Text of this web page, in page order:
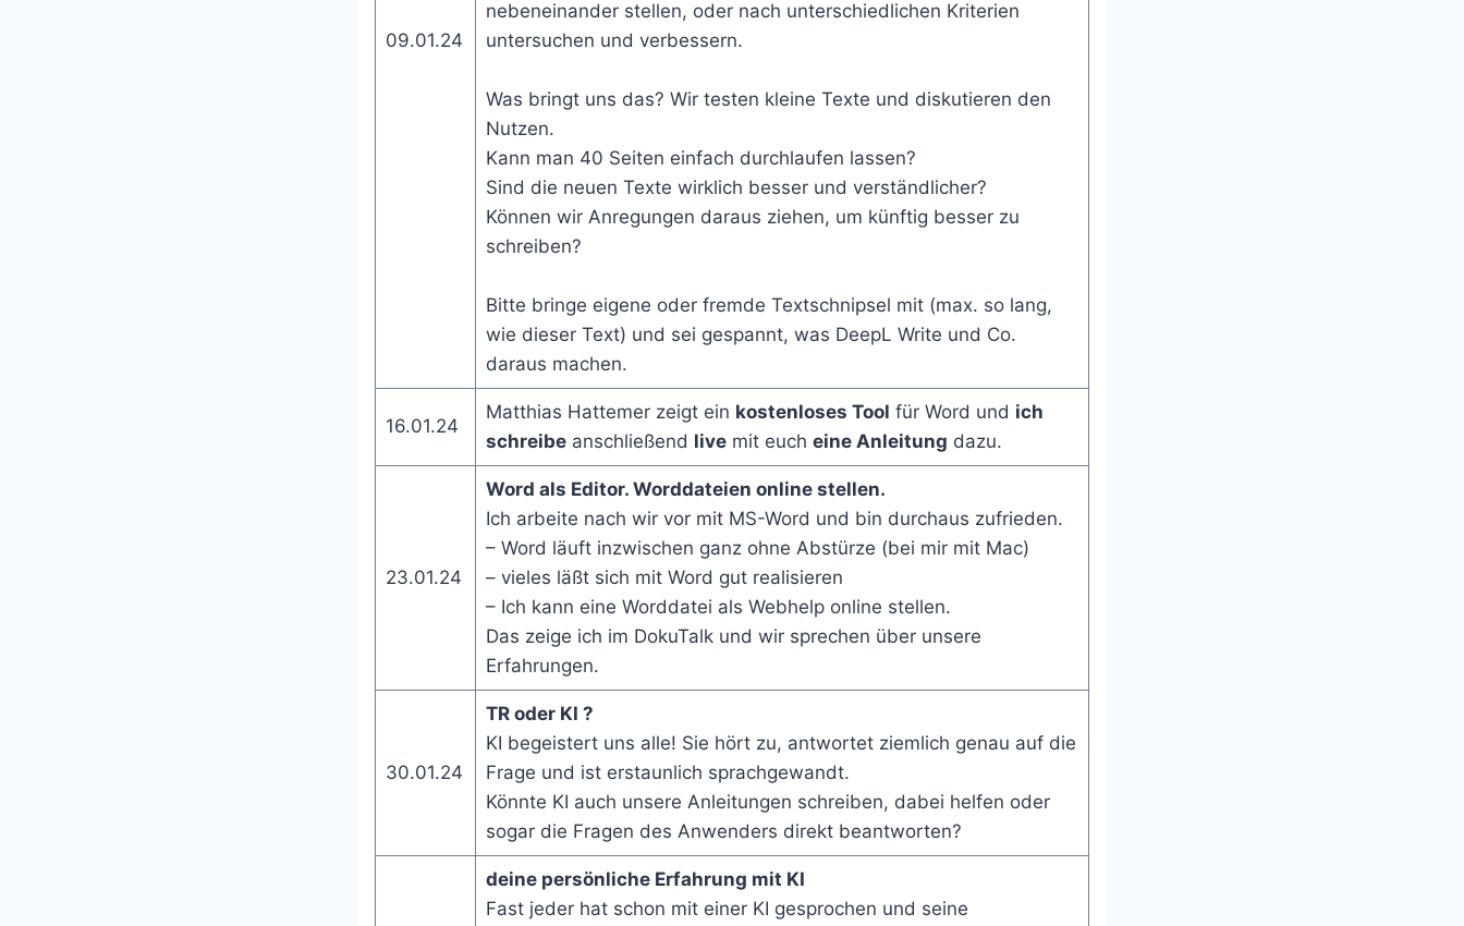
09.01.24
nebeneinander stellen, oder nach unterschiedlichen Kriterien
untersuchen und verbessern.
Was bringt uns das? Wir testen kleine Texte und diskutieren den
Nutzen.
Kann man 40 Seiten einfach durchlaufen lassen?
Sind die neuen Texte wirklich besser und verständlicher?
Können wir Anregungen daraus ziehen, um künftig besser zu
schreiben?
Bitte bringe eigene oder fremde Textschnipsel mit (max. so lang,
wie dieser Text) und sei gespannt, was DeepL Write und Co.
daraus machen.
16.01.24
Matthias Hattemer zeigt ein kostenloses Tool für Word und ich
schreibeanschließend livemit euch eine Anleitung dazu.
23.01.24
Word als Editor. Worddateien online stellen.
Ich arbeite nach wir vor mit MS-Word und bin durchaus zufrieden.
– Word läuft inzwischen ganz ohne Abstürze (bei mir mit Mac)
– vieles läßt sich mit Word gut realisieren
– Ich kann eine Worddatei als Webhelp online stellen.
Das zeige ich im DokuTalk und wir sprechen über unsere
Erfahrungen.
30.01.24
TR oder KI ?
KI begeistert uns alle! Sie hört zu, antwortet ziemlich genau auf die
Frage und ist erstaunlich sprachgewandt.
Könnte KI auch unsere Anleitungen schreiben, dabei helfen oder
sogar die Fragen des Anwenders direkt beantworten?
deine persönliche Erfahrung mit KI
Fast jeder hat schon mit einer KI gesprochen und seine